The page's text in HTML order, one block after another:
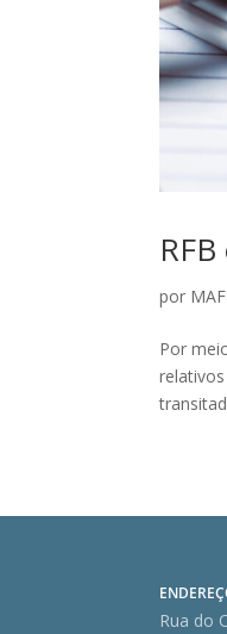
por
Por
Rua do